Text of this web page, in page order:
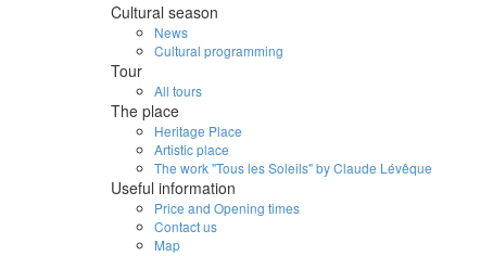
Cultural season
News
Cultural programming
Tour
All tours
The place
Heritage Place
Artistic place
The work "Tous les Soleils" by Claude Lévêque
Useful information
Price and Opening times
Contact us
Map